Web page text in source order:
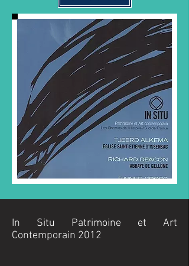
In Situ Patrimoine et Art
Contemporain 2012